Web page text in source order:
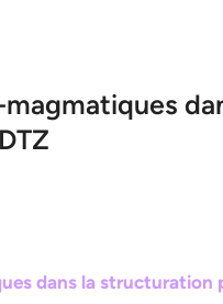
magmatiques
dans la